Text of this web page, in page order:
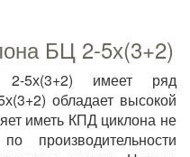
БЦ 2-5х(3+2)
5х(3+2) имеет ряд
обладает высокой
иметь КПД циклона не
производительности